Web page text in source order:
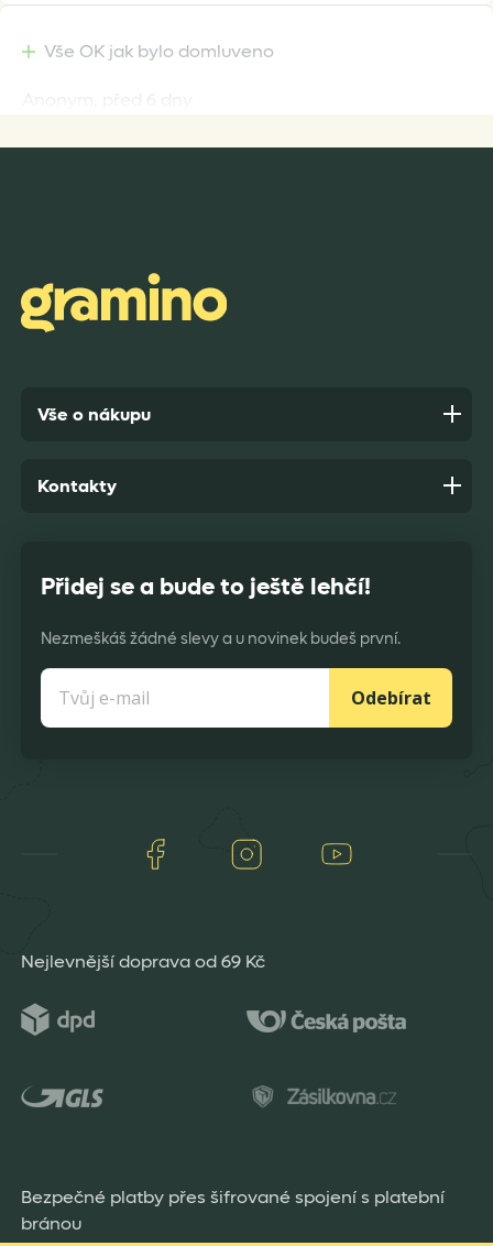
Vše OK jak bylo domluveno
Anonym,před 7 dny
Vše o nákupu
Přidej se a bude to ještě lehčí!
Nezmeškáš žádné slevy a u novinek budeš první.
Odebírat
Facebook Instagram
Kontakty
Nejlevnější doprava od 69 Kč
Bezpečné platby přes šifrované spojení s platební
bránou